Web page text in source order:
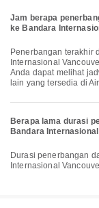
Jam berapa
ke Bandara
Penerbangan terakhir dari Bandara Internasional Narita ke Bandara
Internasional
Anda dapat melihat
lain yang tersedia di
Berapa lama durasi
Bandara
Durasi penerbangan dari Bandara Internasional Narita ke Bandara
Internasional